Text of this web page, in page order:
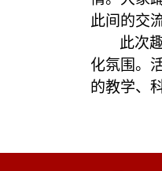
此间的交
此次
化氛围。
的教学、